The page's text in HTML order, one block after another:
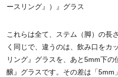
ースリング』）』グラス
これらは全て、ステム（脚）の長
く同じで、違うのは、飲み口をカ
リング』グラスを、あと5mm下
醸』グラスです。その差は「5mm